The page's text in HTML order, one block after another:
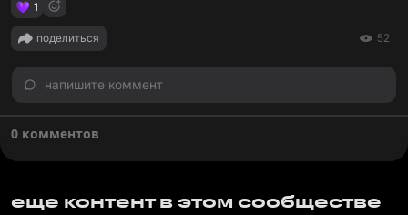
1
поделиться 52
напишите коммент
0 комментов
еще контент в этом сообществе